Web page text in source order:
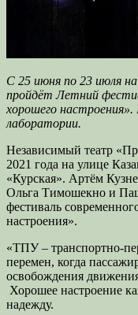
С 25 июня по 23 июля
пройдёт Летний
хорошего
лаборатории.
Независимый театр
2021 года на улице
«Курская». Артём
Ольга Тимошекно и
фестиваль
настроения».
«ТПУ – транспортно-
перемен, когда
освобождения
Хорошее настроение
надежду.